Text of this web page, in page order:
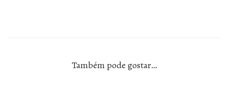
Também pode gostar…